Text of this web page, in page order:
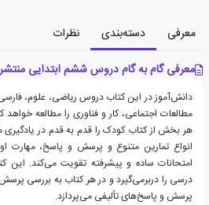
معرفی دسته‌بندی
نظرات
معرفی گام به گام دروس ششم ابتدایی
دانش‌آموز در این کتاب دروس ریاضی، علوم،
مطالعات اجتماعی، کار و فناوری را مطالعه
هر بخش از کتاب کودک را قدم به قدم در یادگیری
انواع تمارین متنوع و پرسش و پاسخ، مهارت
امتحانات ساده و پیشرفته تقویت می‌کند. این
درسی را دربرمی‌گیرد و در هر کتاب به بررسی
پرسش و پاسخ‌های تألیفی می‌پردازد.